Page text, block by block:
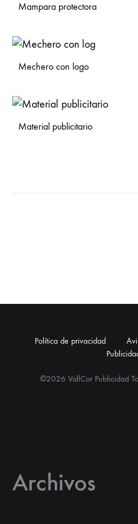
Mampara protectora
Mechero con logo
Material publicitario
©2026 VallCor Publicidad
Política de privacidad
Archivos